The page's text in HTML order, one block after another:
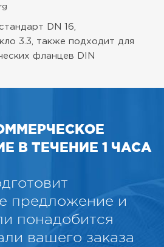
DN 16,
3.3, также подходит для
фланцев DIN
В ТЕЧЕНИЕ 1 ЧАСА
предложение и
понадобится
вашего заказа